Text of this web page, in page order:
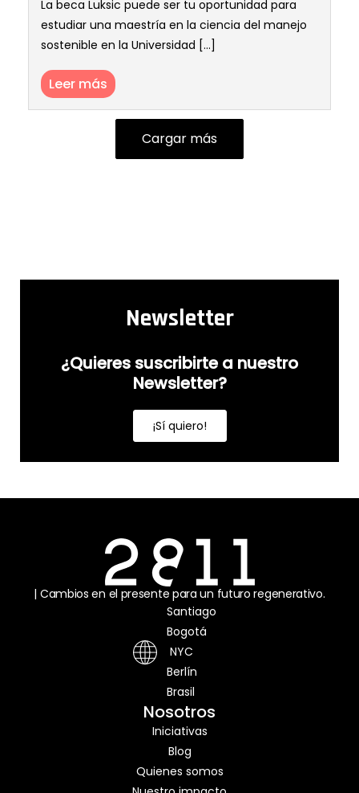
La beca Luksic puede ser tu oportunidad para
estudiar una maestría en la ciencia del manejo
sostenible en la Universidad [...]
Leer más
Cargar más
Newsletter
¿Quieres suscribirte a nuestro
Newsletter?
¡Sí quiero!
| Cambios en el presente para un futuro regenerativo.
Santiago
Bogotá
NYC
Berlín
Brasil
Nosotros
Iniciativas
Blog
Quienes somos